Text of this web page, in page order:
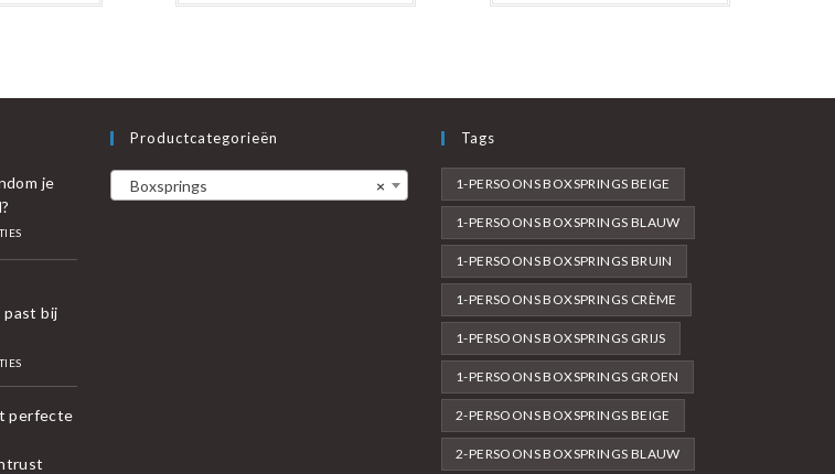
je
past bij
perfecte
Productcategorieën
×
Boxsprings
Tags
1-PERSOONS BOXSPRINGS BEIGE
1-PERSOONS BOXSPRINGS BLAUW
1-PERSOONS BOXSPRINGS BRUIN
1-PERSOONS BOXSPRINGS CRÈME
1-PERSOONS BOXSPRINGS GRIJS
1-PERSOONS BOXSPRINGS GROEN
2-PERSOONS BOXSPRINGS BEIGE
2-PERSOONS BOXSPRINGS BLAUW